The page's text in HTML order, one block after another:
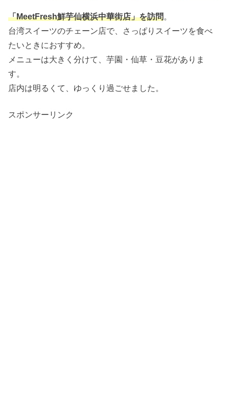
「MeetFresh鮮芋仙横浜中華街店」を訪問
台湾スイーツのチェーン店で、さっぱりスイーツを食べ
たいときにおすすめ。
メニューは大きく分けて、芋園・仙草・豆花がありま
す。
店内は明るくて、ゆっくり過ごせました。
スポンサーリンク